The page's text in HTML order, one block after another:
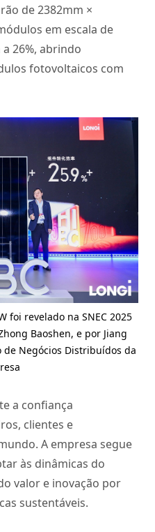
de 2382mm ×
em escala de
26%, abrindo
fotovoltaicos com
foi revelado na SNEC 2025
Baoshen, e por Jiang
Negócios Distribuídos da
a confiança
clientes e
A empresa segue
às dinâmicas do
valor e inovação por
sustentáveis.